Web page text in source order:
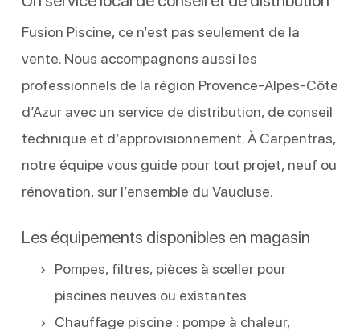
Fusion Piscine, ce n’est pas seulement de la
vente. Nous accompagnons aussi les
professionnels de la région Provence-Alpes-Côte
d’Azur avec un service de distribution, de conseil
technique et d’approvisionnement. À Carpentras,
notre équipe vous guide pour tout projet, neuf ou
rénovation, sur l’ensemble du Vaucluse.
Les équipements disponibles en magasin
Pompes, filtres, pièces à sceller pour
piscines neuves ou existantes
Chauffage piscine : pompe à chaleur,